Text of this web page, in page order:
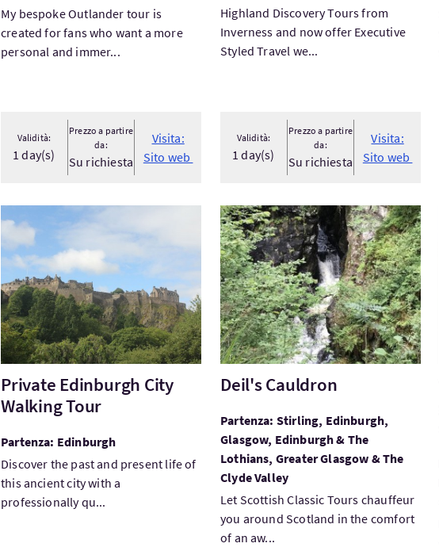
My bespoke Outlander tour is
created for fans who want a more
personal and immer...
Validità:
1 day(s)
Prezzo a partire
da:
Su richiesta
Visita:
Sito web
Highland Discovery Tours from
Inverness and now offer Executive
Styled Travel we...
Validità:
1 day(s)
Prezzo a partire
da:
Su richiesta
Visita:
Sito web
Visita:Private Edinburgh City Walking Tour
Private Edinburgh City
Walking Tour
Partenza: Edinburgh
Discover the past and present life of
this ancient city with a
professionally qu...
Visita:Deil's Cauldron
Deil's Cauldron
Partenza: Stirling, Edinburgh,
Glasgow, Edinburgh & The
Lothians, Greater Glasgow & The
Clyde Valley
Let Scottish Classic Tours chauffeur
you around Scotland in the comfort
of an aw...